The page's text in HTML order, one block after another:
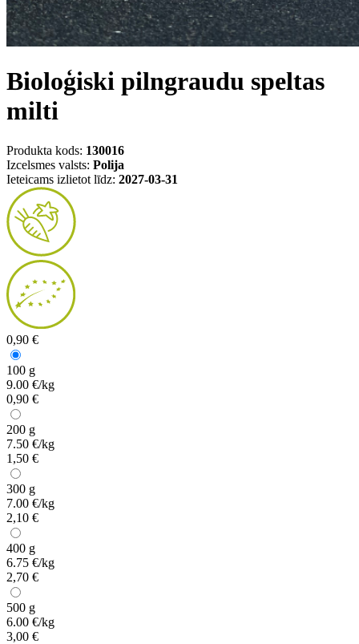
Bioloģiski pilngraudu speltas
milti
Produkta kods: 130016
Izcelsmes valsts: Polija
Ieteicams izlietot līdz: 2027-03-31
0,90 €
100 g
9.00 €/kg
0,90 €
200 g
7.50 €/kg
1,50 €
300 g
7.00 €/kg
2,10 €
400 g
6.75 €/kg
2,70 €
500 g
6.00 €/kg
3,00 €